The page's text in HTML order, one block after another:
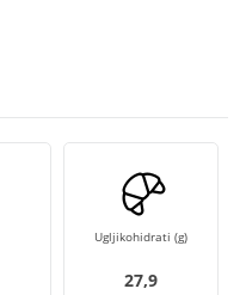
Ugljikohidrati (g)
27,9